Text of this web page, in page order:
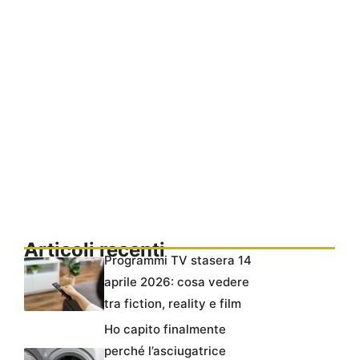
Articoli recentiProgrammi TV stasera 14
aprile 2026: cosa vedere
tra fiction, reality e film
Ho capito finalmente
perché l’asciugatrice